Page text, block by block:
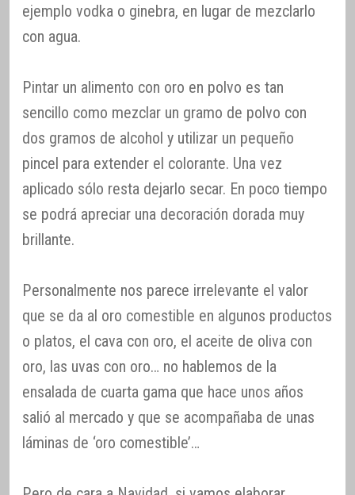
ejemplo vodka o ginebra, en lugar de mezclarlo
con agua.
Pintar un alimento con oro en polvo es tan
sencillo como mezclar un gramo de polvo con
dos gramos de alcohol y utilizar un pequeño
pincel para extender el colorante. Una vez
aplicado sólo resta dejarlo secar. En poco tiempo
se podrá apreciar una decoración dorada muy
brillante.
Personalmente nos parece irrelevante el valor
que se da al oro comestible en algunos productos
o platos, el cava con oro, el aceite de oliva con
oro, las uvas con oro… no hablemos de la
ensalada de cuarta gama que hace unos años
salió al mercado y que se acompañaba de unas
láminas de ‘oro comestible’…